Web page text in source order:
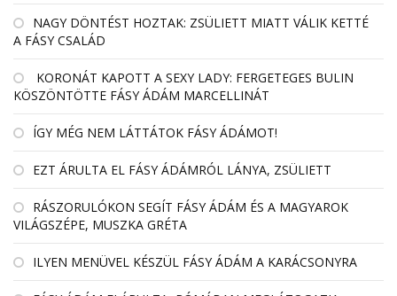
NAGY DÖNTÉST HOZTAK: ZSÜLIETT MIATT VÁLIK KETTÉ
A FÁSY CSALÁD
KORONÁT KAPOTT A SEXY LADY: FERGETEGES BULIN
KÖSZÖNTÖTTE FÁSY ÁDÁM MARCELLINÁT
ÍGY MÉG NEM LÁTTÁTOK FÁSY ÁDÁMOT!
EZT ÁRULTA EL FÁSY ÁDÁMRÓL LÁNYA, ZSÜLIETT
RÁSZORULÓKON SEGÍT FÁSY ÁDÁM ÉS A MAGYAROK
VILÁGSZÉPE, MUSZKA GRÉTA
ILYEN MENÜVEL KÉSZÜL FÁSY ÁDÁM A KARÁCSONYRA